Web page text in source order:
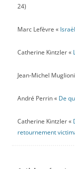
24)
Marc Lefèvre «
Catherine Kintzler «
Jean-Michel
André Perrin « De
Catherine Kintzler «
retournement